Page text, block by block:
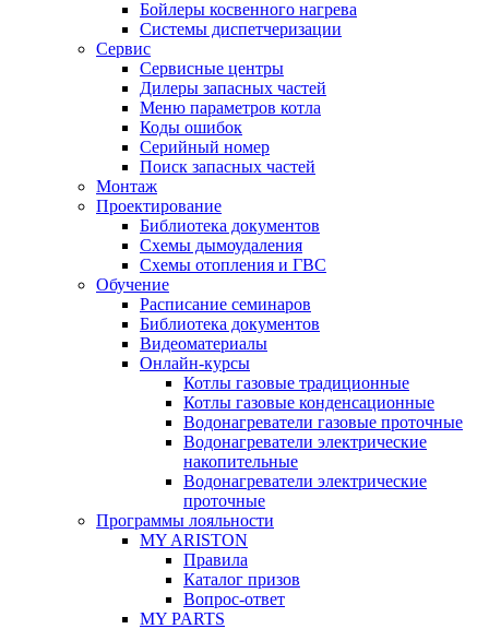
Бойлеры косвенного нагрева
Системы диспетчеризации
Сервис
Сервисные центры
Дилеры запасных частей
Меню параметров котла
Коды ошибок
Серийный номер
Поиск запасных частей
Монтаж
Проектирование
Библиотека документов
Схемы дымоудаления
Схемы отопления и ГВС
Обучение
Расписание семинаров
Библиотека документов
Видеоматериалы
Онлайн-курсы
Котлы газовые традиционные
Котлы газовые конденсационные
Водонагреватели газовые проточные
Водонагреватели электрические
накопительные
Водонагреватели электрические
проточные
Программы лояльности
MY ARISTON
Правила
Каталог призов
Вопрос-ответ
MY PARTS